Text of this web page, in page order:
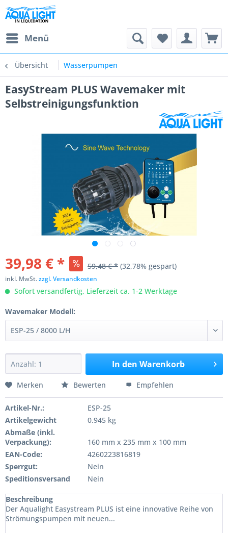
Menü
Übersicht Wasserpumpen
EasyStream PLUS Wavemaker mit
Selbstreinigungsfunktion
39,98 € * 59,48 € * (32,78% gespart)
inkl. MwSt.zzgl. Versandkosten
Sofort versandfertig, Lieferzeit ca. 1-2 Werktage
Wavemaker Modell:
In den Warenkorb
Merken Bewerten Empfehlen
Artikel-Nr.:
ESP-25
Artikelgewicht
0.945 kg
Abmaße (inkl.
Verpackung):
160 mm x 235 mm x 100 mm
EAN-Code:
4260223816819
Sperrgut:
Nein
Speditionsversand
Nein
Beschreibung
Der Aqualight Easystream PLUS ist eine innovative Reihe von
Strömungspumpen mit neuen...